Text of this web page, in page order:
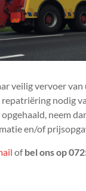
veilig vervoer
repatriëring nodig
neem
en/of
ofbel ons op